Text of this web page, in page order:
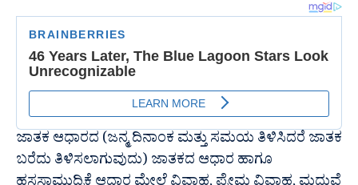
ಜಾತಕ ಆಧಾರದ (ಜನ್ಮ ದಿನಾಂಕ ಮತ್ತು ಸಮಯ ತಿಳಿಸಿದರೆ ಜಾತಕ
ಬರೆದು ತಿಳಿಸಲಾಗುವುದು) ಜಾತಕದ ಆಧಾರ ಹಾಗೂ